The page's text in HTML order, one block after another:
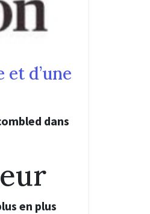
d’une
dans
en plus